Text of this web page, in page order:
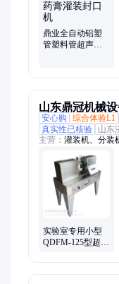
装机、色拉油灌装
空、左右驱动封箱
鼎业全自动铝塑
管塑料管超声波
山东鼎冠机械
安心购
综合体验L1
真实性已核验
山东
主营： 灌装机、分装
体包装机、酱料包
机、封口机、立式
封尾机、面粉袋封
机、套膜机、热收
实验室专用小型
QDFM-125型超声